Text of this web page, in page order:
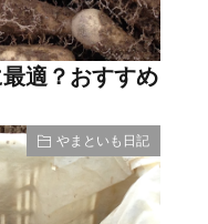
適？おすすめ
やまといも日記